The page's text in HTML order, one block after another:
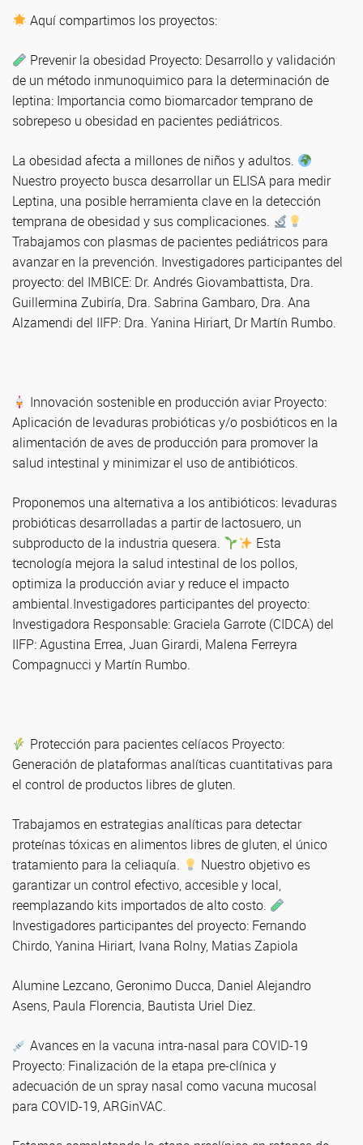
Aquí compartimos los proyectos:
Prevenir la obesidad Proyecto: Desarrollo y validación
de un método inmunoquimico para la determinación de
leptina: Importancia como biomarcador temprano de
sobrepeso u obesidad en pacientes pediátricos.
La obesidad afecta a millones de niños y adultos.
Nuestro proyecto busca desarrollar un ELISA para medir
Leptina, una posible herramienta clave en la detección
temprana de obesidad y sus complicaciones.
Trabajamos con plasmas de pacientes pediátricos para
avanzar en la prevención. Investigadores participantes del
proyecto: del IMBICE: Dr. Andrés Giovambattista, Dra.
Guillermina Zubiría, Dra. Sabrina Gambaro, Dra. Ana
Alzamendi del IIFP: Dra. Yanina Hiriart, Dr Martín Rumbo.
Innovación sostenible en producción aviar Proyecto:
Aplicación de levaduras probióticas y/o posbióticos en la
alimentación de aves de producción para promover la
salud intestinal y minimizar el uso de antibióticos.
Proponemos una alternativa a los antibióticos: levaduras
probióticas desarrolladas a partir de lactosuero, un
subproducto de la industria quesera.
Esta
tecnología mejora la salud intestinal de los pollos,
optimiza la producción aviar y reduce el impacto
ambiental.Investigadores participantes del proyecto:
Investigadora Responsable: Graciela Garrote (CIDCA) del
IIFP: Agustina Errea, Juan Girardi, Malena Ferreyra
Compagnucci y Martín Rumbo.
Protección para pacientes celíacos Proyecto:
Generación de plataformas analíticas cuantitativas para
el control de productos libres de gluten.
Trabajamos en estrategias analíticas para detectar
proteínas tóxicas en alimentos libres de gluten, el único
tratamiento para la celiaquía.
Nuestro objetivo es
garantizar un control efectivo, accesible y local,
reemplazando kits importados de alto costo.
Investigadores participantes del proyecto: Fernando
Chirdo, Yanina Hiriart, Ivana Rolny, Matias Zapiola
Alumine Lezcano, Geronimo Ducca, Daniel Alejandro
Asens, Paula Florencia, Bautista Uriel Diez.
Avances en la vacuna intra-nasal para COVID-19
Proyecto: Finalización de la etapa pre-clínica y
adecuación de un spray nasal como vacuna mucosal
para COVID-19, ARGinVAC.